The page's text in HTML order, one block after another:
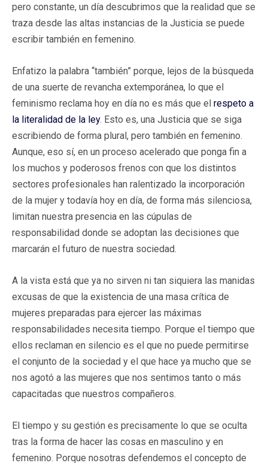
pero constante, un día descubrimos que la realidad que se
traza desde las altas instancias de la Justicia se puede
escribir también en femenino.
Enfatizo la palabra “también” porque, lejos de la búsqueda
de una suerte de revancha extemporánea, lo que el
feminismo reclama hoy en día no es más que el respeto a
la literalidad de la ley. Esto es, una Justicia que se siga
escribiendo de forma plural, pero también en femenino.
Aunque, eso sí, en un proceso acelerado que ponga fin a
los muchos y poderosos frenos con que los distintos
sectores profesionales han ralentizado la incorporación
de la mujer y todavía hoy en día, de forma más silenciosa,
limitan nuestra presencia en las cúpulas de
responsabilidad donde se adoptan las decisiones que
marcarán el futuro de nuestra sociedad.
A la vista está que ya no sirven ni tan siquiera las manidas
excusas de que la existencia de una masa crítica de
mujeres preparadas para ejercer las máximas
responsabilidades necesita tiempo. Porque el tiempo que
ellos reclaman en silencio es el que no puede permitirse
el conjunto de la sociedad y el que hace ya mucho que se
nos agotó a las mujeres que nos sentimos tanto o más
capacitadas que nuestros compañeros.
El tiempo y su gestión es precisamente lo que se oculta
tras la forma de hacer las cosas en masculino y en
femenino. Porque nosotras defendemos el concepto de